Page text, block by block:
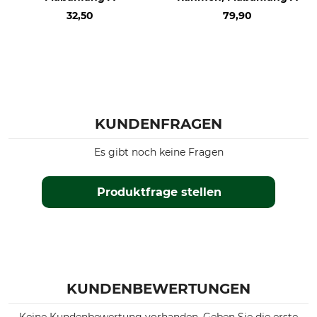
32,50
79,90
KUNDENFRAGEN
Produktfrage stellen
Es gibt noch keine Fragen
KUNDENBEWERTUNGEN